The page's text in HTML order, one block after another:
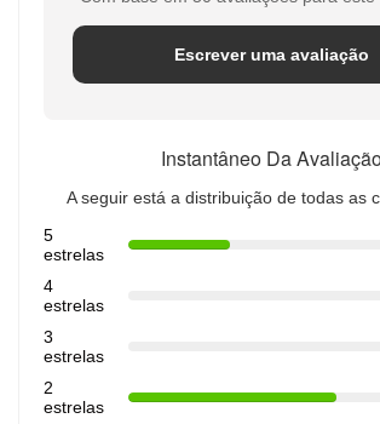
Escrever uma avaliação
Instantâneo Da
A seguir está a distribuição de todas as
5
estrelas
4
estrelas
3
estrelas
2
estrelas